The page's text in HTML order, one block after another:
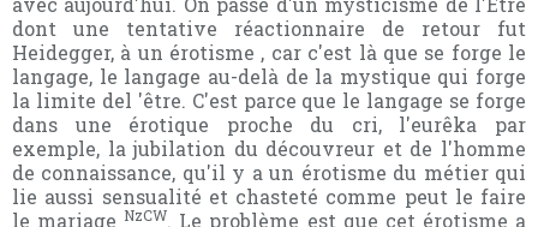
dont une tentative réactionnaire de retour fut
Heidegger, à un érotisme , car c'est là que se forge le
langage, le langage au-delà de la mystique qui forge
la limite del 'être. C'est parce que le langage se forge
dans une érotique proche du cri, l'eurêka par
exemple, la jubilation du découvreur et de l'homme
de connaissance, qu'il y a un érotisme du métier qui
lie aussi sensualité et chasteté comme peut le faire
le mariage NzCW. Le problème est que cet érotisme a